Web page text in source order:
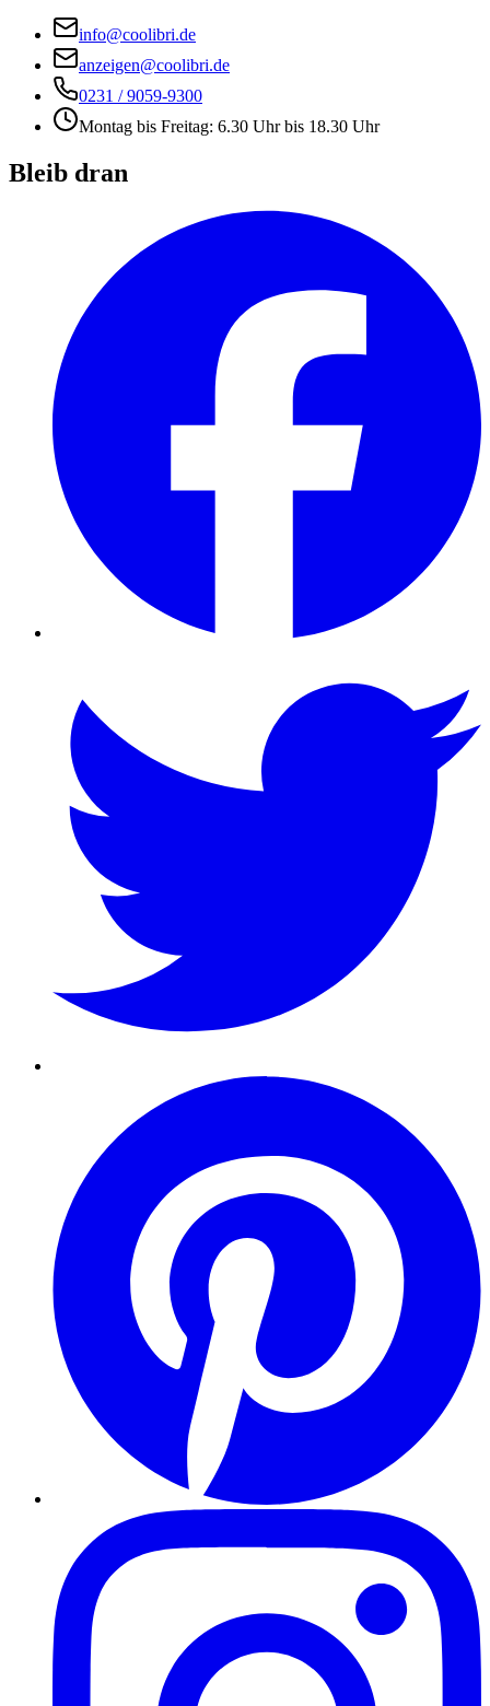
info@coolibri.de
anzeigen@coolibri.de
0231 / 9059-9300
Montag bis Freitag: 6.30 Uhr bis 18.30 Uhr
Bleib dran